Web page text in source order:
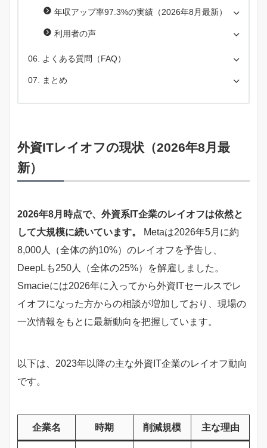
年収アップ率97.3%の実績（2026年8月最新）
利用者の声
よくある質問（FAQ）
まとめ
外資ITレイオフの現状（2026年8月最
新）
2026年8月時点で、外資系IT企業のレイオフは依然と
して大規模に続いています。
Metaは2026年5月に約
8,000人（全体の約10%）のレイオフを予告し、
DeepLも250人（全体の25%）を解雇しました。
Smacieには2026年に入ってから外資ITセールスでレ
イオフになった方からの相談が増加しており、現場の
一次情報をもとに最新動向を把握しています。
以下は、2023年以降の主な外資IT企業のレイオフ動向
です。
企業名 時期 削減規模 主な理由